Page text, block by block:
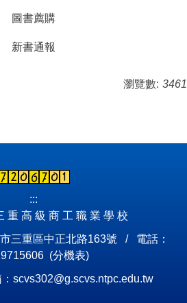
圖書薦購
新書通報
瀏覽數: 3461
:::
重 高 級 商 工 職 業 學 校
三重區中正北路163號 / 電話：
(分機表)
scvs302@g.scvs.ntpc.edu.tw